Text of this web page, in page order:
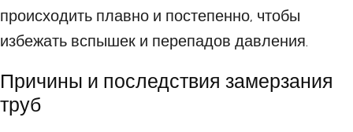
происходить плавно и постепенно, чтобы
избежать вспышек и перепадов давления.
Причины и последствия замерзания
труб